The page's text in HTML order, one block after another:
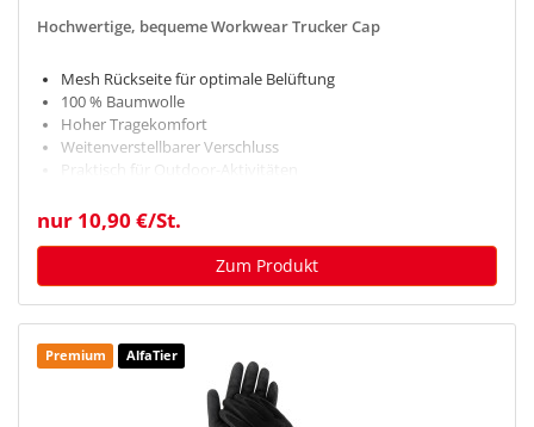
Hochwertige, bequeme Workwear Trucker Cap
Mesh Rückseite für optimale Belüftung
100 % Baumwolle
Hoher Tragekomfort
Weitenverstellbarer Verschluss
Praktisch für Outdoor-Aktivitäten
nur 10,90 €/St.
Zum Produkt
Premium AlfaTier